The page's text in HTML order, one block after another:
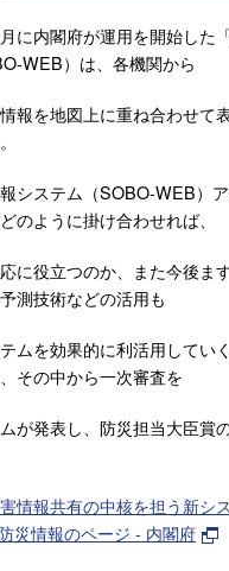
に内閣府が運用を開始した
WEB）は、各機関から
報を地図上に重ね合わせて
システム（SOBO-WEB）
のように掛け合わせれば、
に役立つのか、また今後ま
測技術などの活用も
ムを効果的に利活用してい
その中から一次審査を
が発表し、防災担当大臣賞
情報共有の中核を担う新シ
災情報のページ - 内閣府